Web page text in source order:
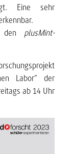
Eine sehr
den plusMint-
Labor“ der
ab 14 Uhr